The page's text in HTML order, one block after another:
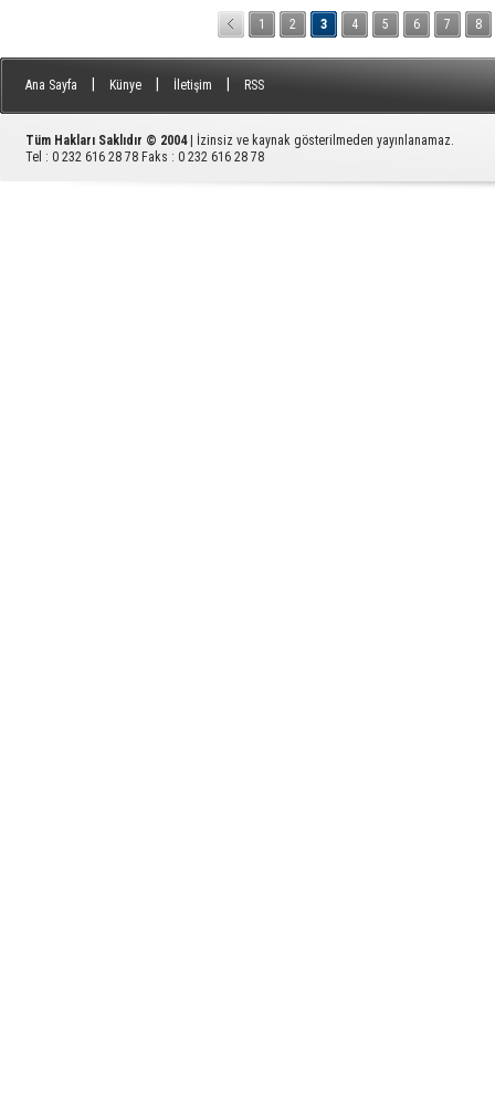
1 2 3 4 5 6 7 8
Ana Sayfa Künye İletişim RSS
Tüm Hakları Saklıdır © 2004
| İzinsiz ve kaynak gösterilmeden yayınlanamaz.
Tel : 0 232 616 28 78 Faks : 0 232 616 28 78